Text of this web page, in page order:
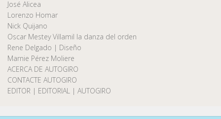
José Alicea
Lorenzo Homar
Nick Quijano
Oscar Mestey Villamil la danza del orden
Rene Delgado | Diseño
Marnie Pérez Moliere
ACERCA DE AUTOGIRO
CONTACTE AUTOGIRO
EDITOR | EDITORIAL | AUTOGIRO